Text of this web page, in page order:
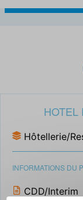
HOTEL
Hôtellerie/
INFORMATIONS DU
CDD/Interim